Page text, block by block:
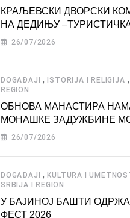
КРАЉЕВСКИ ДВОРСКИ
НА ДЕДИЊУ
АТРАКЦИЈА
26/07/2026
DOGAĐAJI , ISTORIJA I RELIGIJA ,
REGION
ОБНОВА МАНАСТИРА
МОНАШКЕ ЗАДУЖБИНЕ
СРБИЈЕ
26/07/2026
DOGAĐAJI ,KULTURA I
SRBIJA I REGION
У БАЈИНОЈ БАШТИ
ФЕСТ 2026